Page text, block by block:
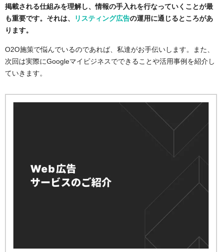
掲載される仕組みを理解し、情報の手入れを行なっていくことが最
も重要です。それは、
リスティング広告の運用に通じるところがあ
ります。
O2O施策で悩んでいるのであれば、私達がお手伝いします。また、
次回は実際にGoogleマイビジネスでできることや活用事例を紹介し
ていきます。